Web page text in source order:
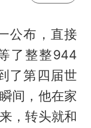
公布，直接
了整整944
了第四届世
间，他在家
，转头就和